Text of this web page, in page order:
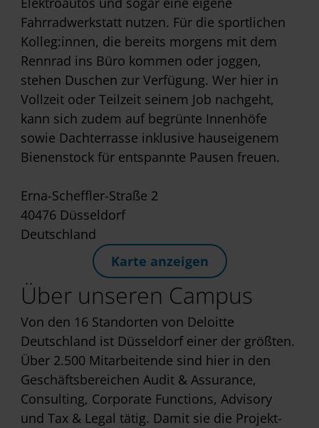
Fahrradwerkstatt nutzen. Für die sportlichen
Kolleg:innen, die bereits morgens mit dem
Rennrad ins Büro kommen oder joggen,
stehen Duschen zur Verfügung. Wer hier in
Vollzeit oder Teilzeit seinem Job nachgeht,
kann sich zudem auf begrünte Innenhöfe
sowie Dachterrasse inklusive hauseigenem
Bienenstock für entspannte Pausen freuen.
Erna-Scheffler-Straße 2
40476 Düsseldorf
Deutschland
Karte anzeigen
Über unseren Campus
Von den 16 Standorten von Deloitte
Deutschland ist Düsseldorf einer der größten.
Über 2.500 Mitarbeitende sind hier in den
Geschäftsbereichen Audit & Assurance,
Consulting, Corporate Functions, Advisory
und Tax & Legal tätig. Damit sie die Projekt-